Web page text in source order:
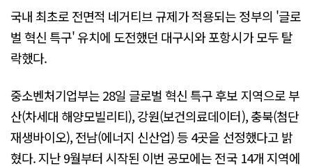
국내 최초로 전면적 네거티브 규제가 적용되는 정부의 '글로
벌 혁신 특구' 유치에 도전했던 대구시와 포항시가 모두 탈
락했다.
중소벤처기업부는 28일 글로벌 혁신 특구 후보 지역으로 부
산(차세대 해양모빌리티), 강원(보건의료데이터), 충북(첨단
재생바이오), 전남(에너지 신산업) 등 4곳을 선정했다고 밝
혔다. 지난 9월부터 시작된 이번 공모에는 전국 14개 지역에